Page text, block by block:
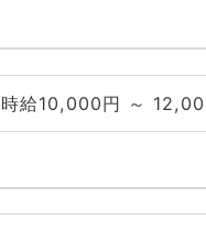
時給10,000円 ～